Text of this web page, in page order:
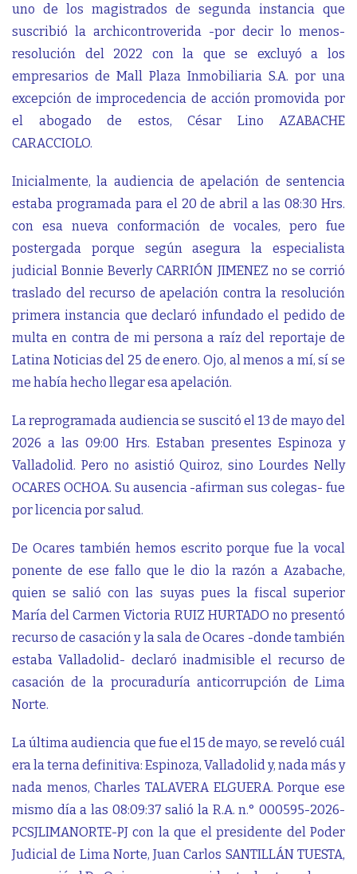
uno de los magistrados de segunda instancia que
suscribió la archicontroverida -por decir lo menos-
resolución del 2022 con la que se excluyó a los
empresarios de Mall Plaza Inmobiliaria S.A. por una
excepción de improcedencia de acción promovida por
el abogado de estos, César Lino AZABACHE
CARACCIOLO.
Inicialmente, la audiencia de apelación de sentencia
estaba programada para el 20 de abril a las 08:30 Hrs.
con esa nueva conformación de vocales, pero fue
postergada porque según asegura la especialista
judicial Bonnie Beverly CARRIÓN JIMENEZ no se corrió
traslado del recurso de apelación contra la resolución
primera instancia que declaró infundado el pedido de
multa en contra de mi persona a raíz del reportaje de
Latina Noticias del 25 de enero. Ojo, al menos a mí, sí se
me había hecho llegar esa apelación.
La reprogramada audiencia se suscitó el 13 de mayo del
2026 a las 09:00 Hrs. Estaban presentes Espinoza y
Valladolid. Pero no asistió Quiroz, sino Lourdes Nelly
OCARES OCHOA. Su ausencia -afirman sus colegas- fue
por licencia por salud.
De Ocares también hemos escrito porque fue la vocal
ponente de ese fallo que le dio la razón a Azabache,
quien se salió con las suyas pues la fiscal superior
María del Carmen Victoria RUIZ HURTADO no presentó
recurso de casación y la sala de Ocares -donde también
estaba Valladolid- declaró inadmisible el recurso de
casación de la procuraduría anticorrupción de Lima
Norte.
La última audiencia que fue el 15 de mayo, se reveló cuál
era la terna definitiva: Espinoza, Valladolid y, nada más y
nada menos, Charles TALAVERA ELGUERA. Porque ese
mismo día a las 08:09:37 salió la R.A. n.° 000595-2026-
PCSJLIMANORTE-PJ con la que el presidente del Poder
Judicial de Lima Norte, Juan Carlos SANTILLÁN TUESTA,